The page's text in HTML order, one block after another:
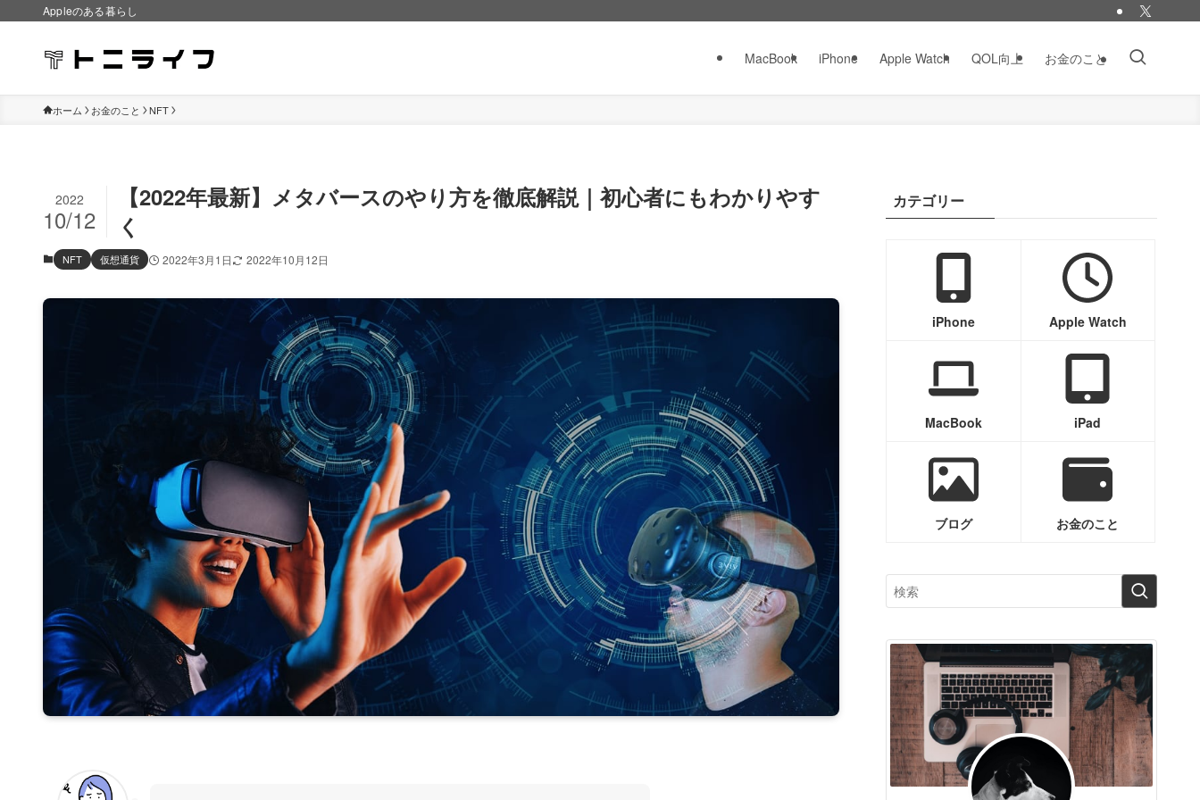
Appleのある暮らし
MacBook iPhone Apple Watch QOL向上 お金のこと
ホーム お金のこと NFT
【2022年最新】メタバースのやり方を徹底解説｜初心者にもわかりやす
く
2022
10/12
NFT 仮想通貨 2022年3月1日 2022年10月12日
カテゴリー
iPhone Apple Watch
MacBook iPad
ブログ お金のこと